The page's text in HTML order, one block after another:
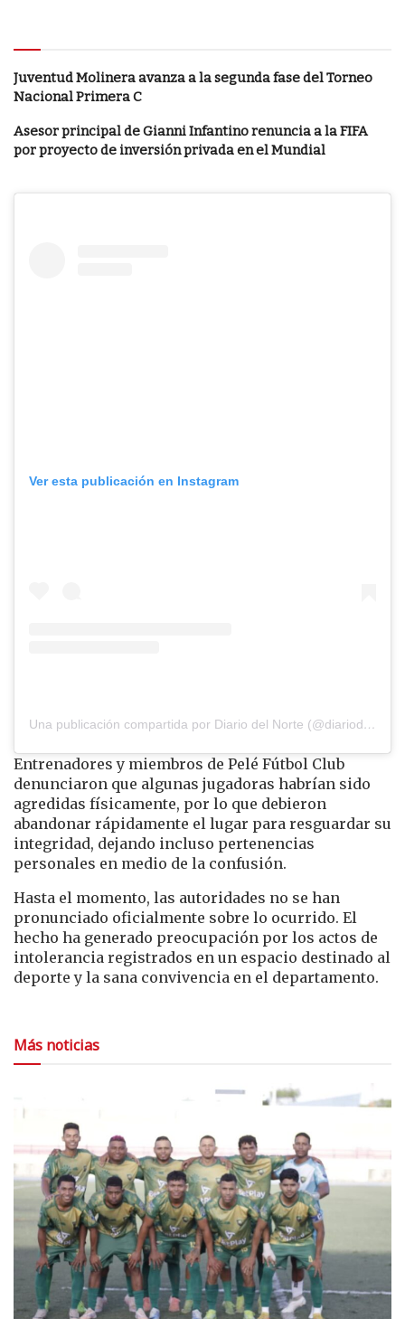
Juventud Molinera avanza a la segunda fase del Torneo
Nacional Primera C
Asesor principal de Gianni Infantino renuncia a la FIFA
por proyecto de inversión privada en el Mundial
Ver esta publicación en Instagram
Una publicación compartida por Diario del Norte (@diariodelnorte)
Entrenadores y miembros de Pelé Fútbol Club
denunciaron que algunas jugadoras habrían sido
agredidas físicamente, por lo que debieron
abandonar rápidamente el lugar para resguardar su
integridad, dejando incluso pertenencias
personales en medio de la confusión.
Hasta el momento, las autoridades no se han
pronunciado oficialmente sobre lo ocurrido. El
hecho ha generado preocupación por los actos de
intolerancia registrados en un espacio destinado al
deporte y la sana convivencia en el departamento.
Más noticias